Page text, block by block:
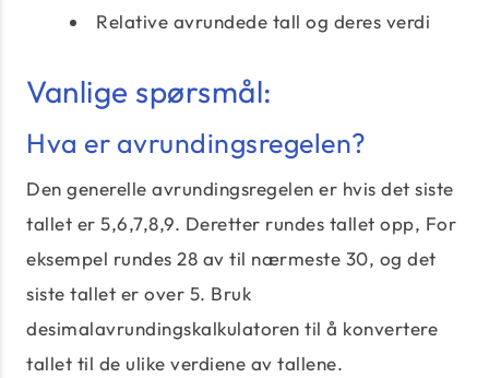
Relative avrundede tall og deres verdi
Vanlige spørsmål:
Hva er avrundingsregelen?
Den generelle avrundingsregelen er hvis det siste
tallet er 5,6,7,8,9. Deretter rundes tallet opp, For
eksempel rundes 28 av til nærmeste 30, og det
siste tallet er over 5. Bruk
desimalavrundingskalkulatoren til å konvertere
tallet til de ulike verdiene av tallene.